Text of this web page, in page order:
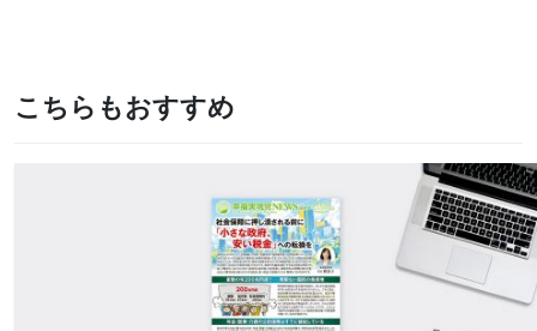
こちらもおすすめ